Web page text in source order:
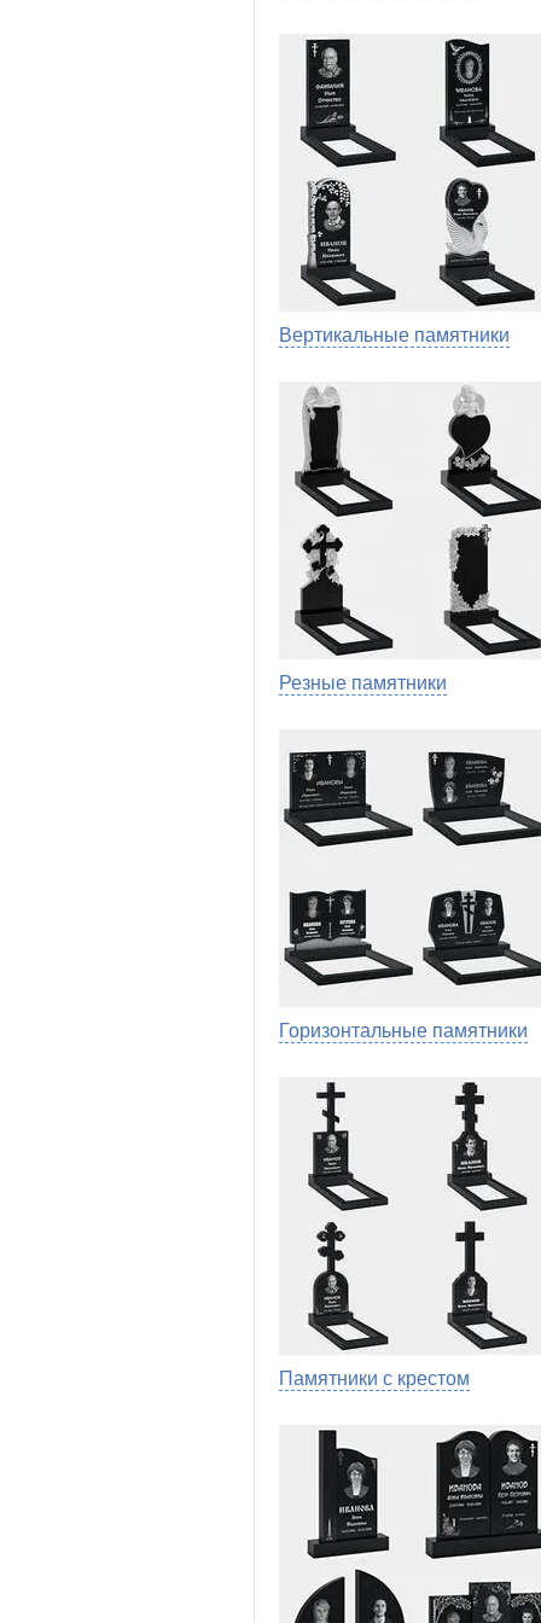
Вертикальные памятники
Резные памятники
Горизонтальные памятники
Памятники с крестом